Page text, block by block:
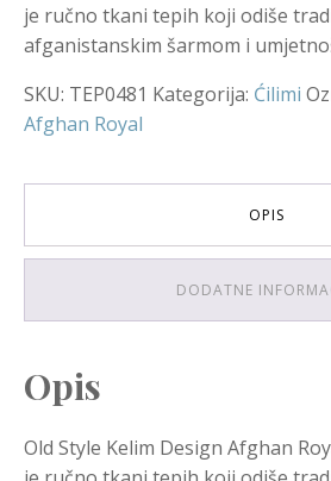
je ručno tkani tepih koji odiše
afganistanskim šarmom i
SKU: TEP0481 Kategorija: Ćilimi
Afghan Royal
OPIS
DODATNE
Opis
Old Style Kelim Design Afghan